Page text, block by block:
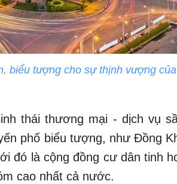
biểu tượng cho sự thịnh vượng
thái thương mại - dịch vụ
phố biểu tượng, như Đồng
đó là cộng đồng cư dân tinh
cao nhất cả nước.